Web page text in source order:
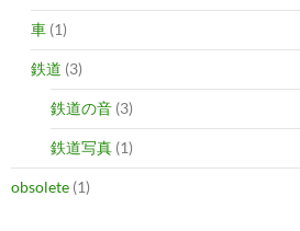
車 (1)
鉄道 (3)
鉄道の音 (3)
鉄道写真 (1)
obsolete (1)